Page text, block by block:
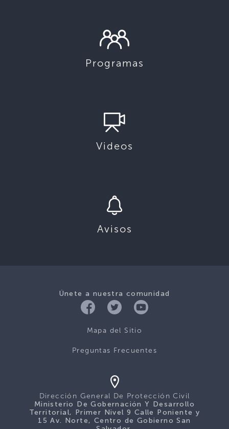
Programas
Videos
Avisos
Únete a nuestra comunidad
Mapa del Sitio
Preguntas Frecuentes
Dirección General De Protección Civil
Ministerio De Gobernación Y Desarrollo
Territorial, Primer Nivel 9 Calle Poniente y
15 Av. Norte, Centro de Gobierno San